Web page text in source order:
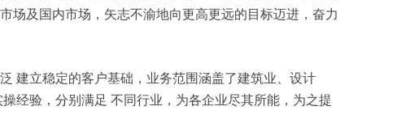
场及国内市场，矢志不渝地向更高更远的目标迈进，奋力
建立稳定的客户基础，业务范围涵盖了建筑业、设计
经验，分别满足 不同行业，为各企业尽其所能，为之提